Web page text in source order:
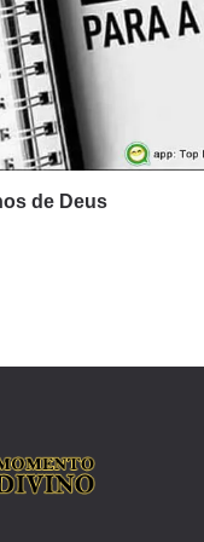
de Deus